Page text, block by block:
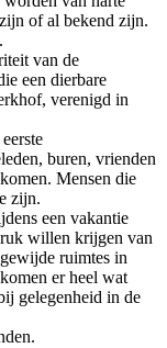
of al bekend zijn.
van de
een dierbare
verenigd in
buren, vrienden
Mensen die
zijn.
een vakantie
willen krijgen van
ruimtes in
er heel wat
gelegenheid in de